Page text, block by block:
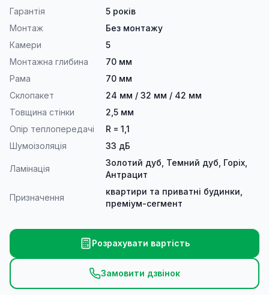
Гарантія
5 років
Монтаж
Без монтажу
Камери
5
Монтажна глибина
70 мм
Рама
70 мм
Склопакет
24 мм / 32 мм / 42 мм
Товщина стінки
2,5 мм
Опір теплопередачі
R = 1,1
Шумоізоляція
33 дБ
Ламінація
Золотий дуб, Темний дуб, Горіх,
Антрацит
Призначення
квартири та приватні будинки,
преміум-сегмент
Розрахувати вартість
Замовити дзвінок